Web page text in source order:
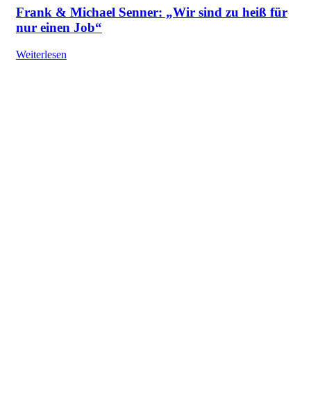
Frank & Michael Senner: „Wir sind zu heiß für
nur einen Job“
Weiterlesen